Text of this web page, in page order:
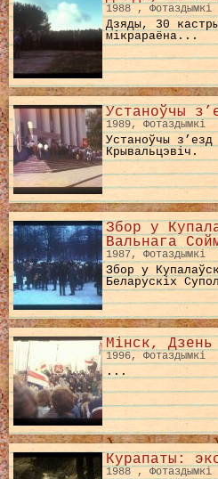
1988 , Фотаздымкі
Дзяды, 30
мікрараёна...
Устаноўчы
1989, Фотаздымкі
Устаноўчы
Крывальцэвіч.
Збор у
Вальнага
1987, Фотаздымкі
Збор у
Беларускіх
Мінск,
1996, Фотаздымкі
...
Курапаты:
1988 , Фотаздымкі